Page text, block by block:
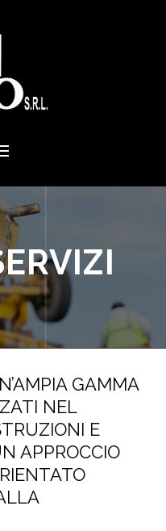
GAMMA
NEL
E
APPROCCIO